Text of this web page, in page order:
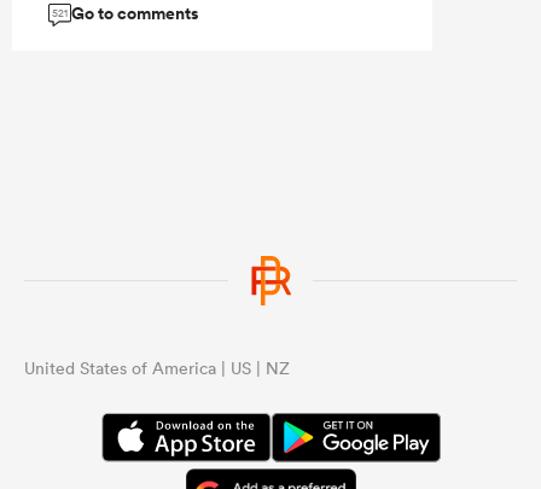
scrum dominance against the ABs.
521 Go to comments
United States of America | US | NZ